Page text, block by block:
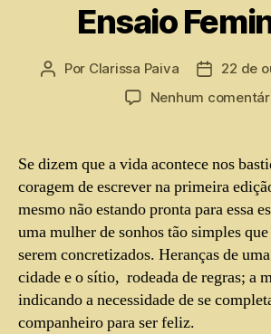
Ensaio
Por Clarissa Paiva
22 de
Nenhum
Se dizem que a vida acontece nos
coragem de escrever na primeira
mesmo não estando pronta para essa
uma mulher de sonhos tão simples
serem concretizados. Heranças de
cidade e o sítio, rodeada de regras; a
indicando a necessidade de se
companheiro para ser feliz.